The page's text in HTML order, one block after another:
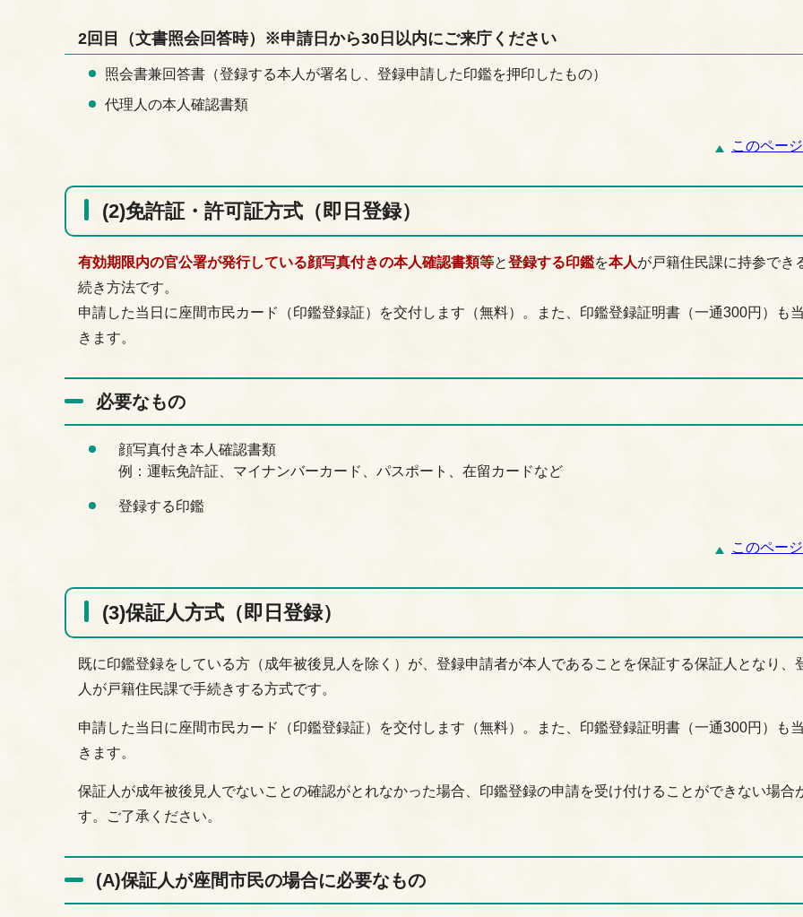
2回目（文書照会回答時）※申請日から30日以内にご来庁ください
照会書兼回答書（登録する本人が署名し、登録申請した印鑑を押印したもの）
代理人の本人確認書類
このペー
(2)免許証・許可証方式（即日登録）
有効期限内の官公署が発行している顔写真付きの本人確認書類等と登録する印鑑を本人が戸籍住民課に持参でき
続き方法です。
申請した当日に座間市民カード（印鑑登録証）を交付します（無料）。また、印鑑登録証明書（一通300円）も
きます。
必要なもの
顔写真付き本人確認書類
例：運転免許証、マイナンバーカード、パスポート、在留カードなど
登録する印鑑
このペー
(3)保証人方式（即日登録）
既に印鑑登録をしている方（成年被後見人を除く）が、登録申請者が本人であることを保証する保証人となり、
人が戸籍住民課で手続きする方式です。
申請した当日に座間市民カード（印鑑登録証）を交付します（無料）。また、印鑑登録証明書（一通300円）も
きます。
保証人が成年被後見人でないことの確認がとれなかった場合、印鑑登録の申請を受け付けることができない場合
す。ご了承ください。
(A)保証人が座間市民の場合に必要なもの